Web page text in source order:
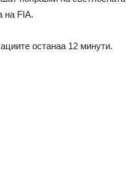
на FIA.
останаа 12 минути.